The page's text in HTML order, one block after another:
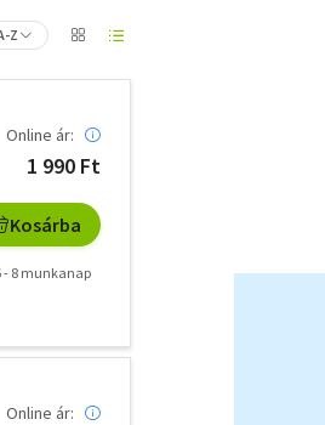
Z
Online ár:
1 990 Ft
Kosárba
- 8 munkanap
Online ár: